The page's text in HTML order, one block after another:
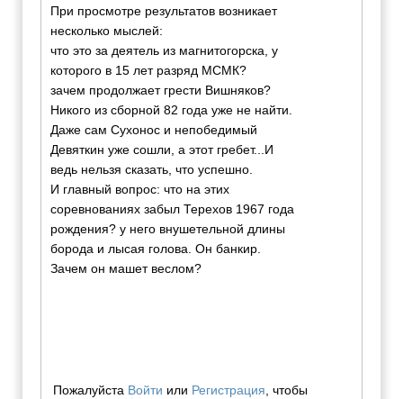
При просмотре результатов возникает
несколько мыслей:
что это за деятель из магнитогорска, у
которого в 15 лет разряд МСМК?
зачем продолжает грести Вишняков?
Никого из сборной 82 года уже не найти.
Даже сам Сухонос и непобедимый
Девяткин уже сошли, а этот гребет...И
ведь нельзя сказать, что успешно.
И главный вопрос: что на этих
соревнованиях забыл Терехов 1967 года
рождения? у него внушетельной длины
борода и лысая голова. Он банкир.
Зачем он машет веслом?
Пожалуйста Войти или Регистрация, чтобы